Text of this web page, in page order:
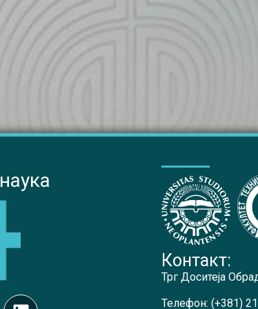
Контакт:
Трг Доситеја
Телефон: (+381)